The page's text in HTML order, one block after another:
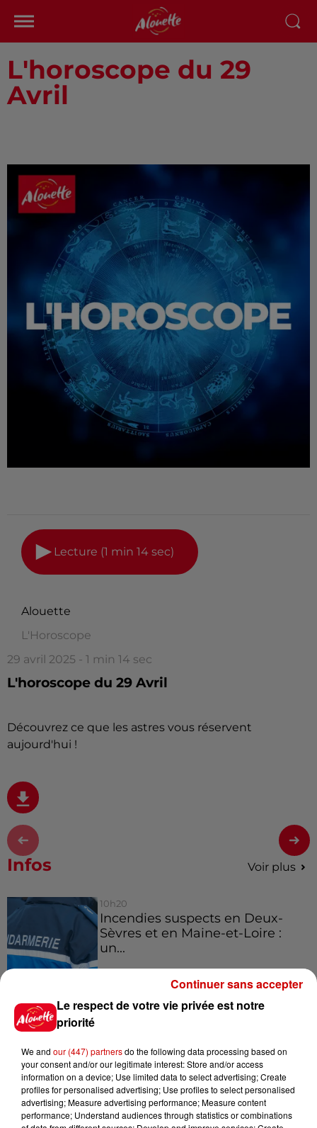
L'horoscope du 29
Avril
Lecture (1 min 14 sec)
Alouette
L'Horoscope
29 avril 2025 - 1 min 14 sec
L'horoscope du 29 Avril
Découvrez ce que les astres vous réservent
aujourd'hui !
Infos Voir plus
10h20
Incendies suspects en Deux-
Sèvres et en Maine-et-Loire :
un...
Rennes : enquête ouverte après
8 août 2026
Aide carburant pour les "grands
rouleurs" : le délai pour la...
Le respect de votre vie privée est notre
priorité
We and our (447) partnersdo the following data processing based on
your consent and/or our legitimate interest: Store and/or access
information on a device; Use limited data to select advertising; Create
profiles for personalised advertising; Use profiles to select personalised
advertising; Measure advertising performance; Measure content
performance; Understand audiences through statistics or combinations
Continuer sans accepter